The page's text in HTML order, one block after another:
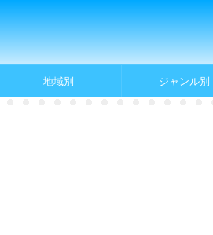
地域別 ジャンル別